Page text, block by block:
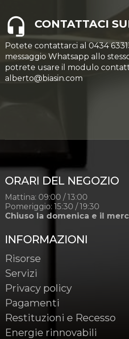
CONTATTACI
Potete contattarci al 0434
messaggio Whatsapp allo
potrete usare il modulo
alberto@biasin.com
ORARI DEL NEGOZIO
Mattina: 09:00 / 13:00
Pomeriggio: 15:30 / 19:30
Chiuso la domenica e il
INFORMAZIONI
Risorse
Servizi
Privacy policy
Pagamenti
Restituzioni e Recesso
Energie rinnovabili